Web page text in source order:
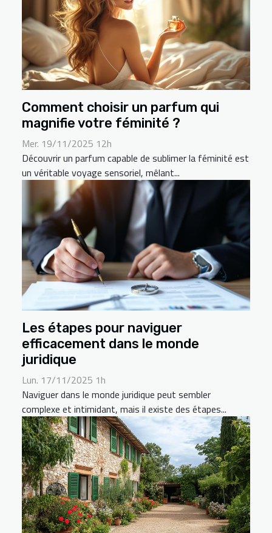
Comment choisir un parfum qui
magnifie votre féminité ?
Mer. 19/11/2025 12h
Découvrir un parfum capable de sublimer la féminité est
un véritable voyage sensoriel, mêlant...
Les étapes pour naviguer
efficacement dans le monde
juridique
Lun. 17/11/2025 1h
Naviguer dans le monde juridique peut sembler
complexe et intimidant, mais il existe des étapes...